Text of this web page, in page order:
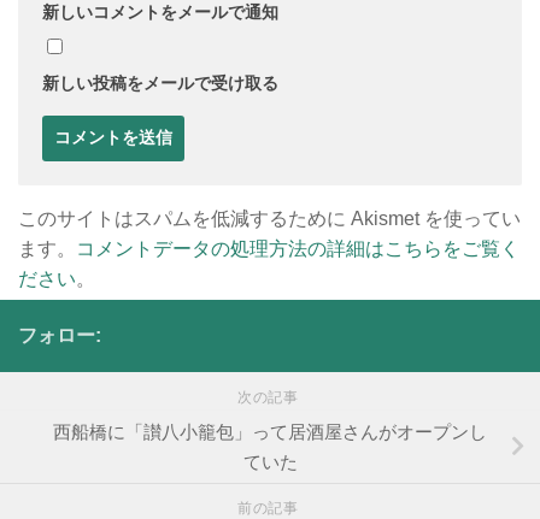
新しいコメントをメールで通知
新しい投稿をメールで受け取る
このサイトはスパムを低減するために Akismet を使ってい
ます。
コメントデータの処理方法の詳細はこちらをご覧く
ださい。
フォロー:
次の記事
西船橋に「讃八小籠包」って居酒屋さんがオープンし
ていた
前の記事